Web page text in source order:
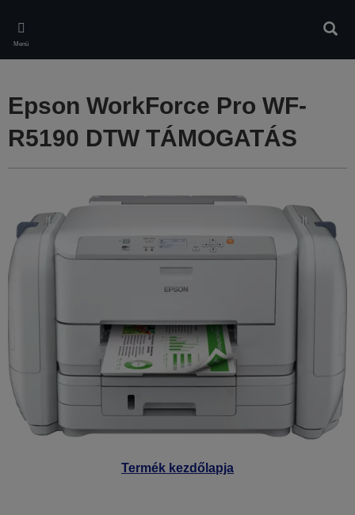
main
content
Menü
Termék kezdőlapja
Epson WorkForce Pro WF-
R5190 DTW TÁMOGATÁS